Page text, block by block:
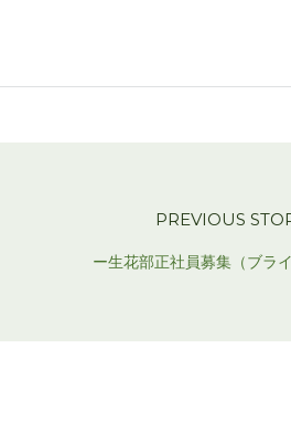
PREVIOUS
ー生花部正社員募集（ブラ